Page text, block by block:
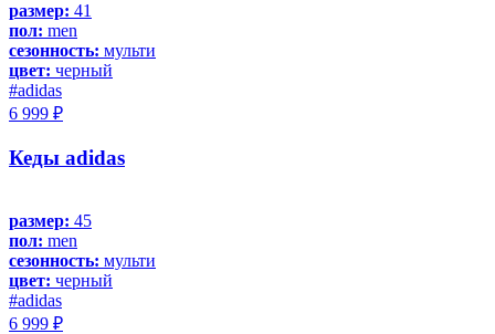
размер: 41
пол: men
сезонность: мульти
цвет: черный
#adidas
6 999 ₽
Кеды adidas
размер: 45
пол: men
сезонность: мульти
цвет: черный
#adidas
6 999 ₽